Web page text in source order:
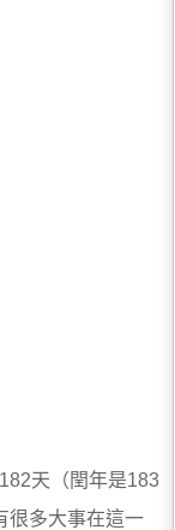
天（閏年是183
很多大事在這一